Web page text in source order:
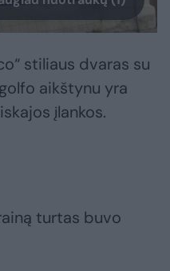
stiliaus dvaras su
aikštynu yra
įlankos.
turtas buvo